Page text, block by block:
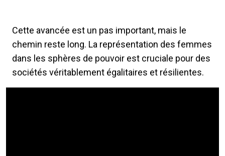
Cette avancée est un pas important, mais le
chemin reste long. La représentation des femmes
dans les sphères de pouvoir est cruciale pour des
sociétés véritablement égalitaires et résilientes.